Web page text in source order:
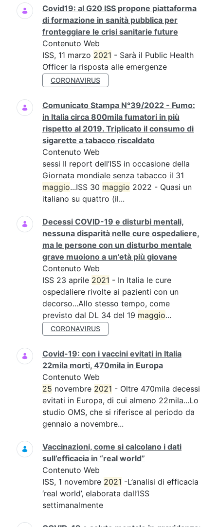
Covid19: al G20 ISS propone piattaforma
di formazione in sanità pubblica per
fronteggiare le crisi sanitarie future
Contenuto Web
ISS, 11 marzo 2021 - Sarà il Public Health
Officer la risposta alle emergenze
CORONAVIRUS
Comunicato Stampa N°39/2022 - Fumo:
in Italia circa 800mila fumatori in più
rispetto al 2019. Triplicato il consumo di
sigarette a tabacco riscaldato
Contenuto Web
sessi Il report dell’ISS in occasione della
Giornata mondiale senza tabacco il 31
maggio...ISS 30 maggio 2022 - Quasi un
italiano su quattro (il...
Decessi COVID-19 e disturbi mentali,
nessuna disparità nelle cure ospedaliere,
ma le persone con un disturbo mentale
grave muoiono a un’età più giovane
Contenuto Web
ISS 23 aprile 2021 - In Italia le cure
ospedaliere rivolte ai pazienti con un
decorso...Allo stesso tempo, come
previsto dal DL 34 del 19 maggio...
CORONAVIRUS
Covid-19: con i vaccini evitati in Italia
22mila morti, 470mila in Europa
Contenuto Web
25 novembre 2021 - Oltre 470mila decessi
evitati in Europa, di cui almeno 22mila...Lo
studio OMS, che si riferisce al periodo da
gennaio a novembre...
Vaccinazioni, come si calcolano i dati
sull’efficacia in “real world”
Contenuto Web
ISS, 1 novembre 2021 -L’analisi di efficacia
‘real world’, elaborata dall’ISS
settimanalmente